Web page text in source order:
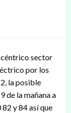
céntrico sector
por los
la posible
de la mañana a
y 84 así que